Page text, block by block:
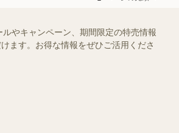
やキャンペーン、期間限定の特売情報
ます。お得な情報をぜひご活用くださ